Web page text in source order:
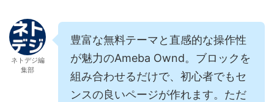
ネトデジ編
集部
豊富な無料テーマと直感的な操作性
が魅力のAmeba Ownd。ブロックを
組み合わせるだけで、初心者でもセ
ンスの良いページが作れます。ただ